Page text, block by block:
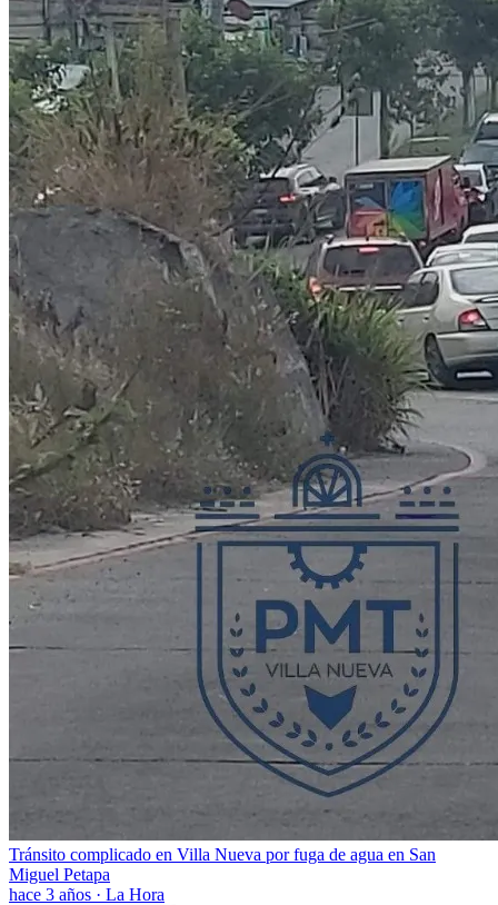
Tránsito complicado en Villa Nueva por fuga de agua en San
Miguel Petapa
hace 3 años · La Hora